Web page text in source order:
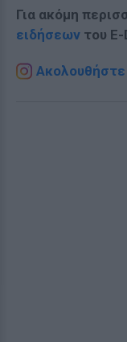
Για ακόμη
ειδήσεων του
Ακολουθήστε